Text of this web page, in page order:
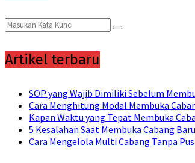
Search
for:
Search
Artikel terbaru
SOP yang Wajib Dimiliki Sebelum
Cara Menghitung Modal Membuka
Kapan Waktu yang Tepat Membuka
5 Kesalahan Saat Membuka Cabang
Cara Mengelola Multi Cabang Tanpa